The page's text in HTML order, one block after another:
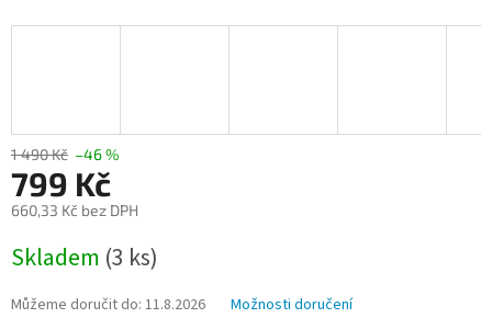
1 490 Kč –46 %
799 Kč
660,33 Kč bez DPH
cena:
Skladem (3 ks)
Můžeme doručit do: 11.8.2026 Možnosti doručení